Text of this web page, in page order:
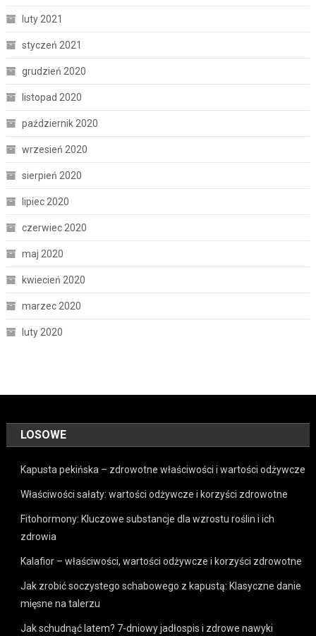
luty 2021
styczeń 2021
grudzień 2020
listopad 2020
październik 2020
wrzesień 2020
sierpień 2020
lipiec 2020
czerwiec 2020
maj 2020
kwiecień 2020
marzec 2020
luty 2020
LOSOWE
Kapusta pekińska – zdrowotne właściwości i wartości odżywcze
Właściwości sałaty: wartości odżywcze i korzyści zdrowotne
Fitohormony: Kluczowe substancje dla wzrostu roślin i ich
zdrowia
Kalafior – właściwości, wartości odżywcze i korzyści zdrowotne
Jak zrobić soczystego schabowego z kapustą: Klasyczne danie
mięsne na talerzu
Jak schudnąć latem? 7-dniowy jadłospis i zdrowe nawyki